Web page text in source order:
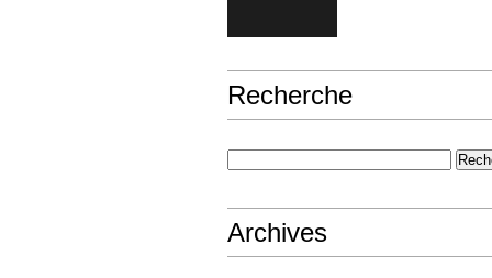
Recherche
Archives